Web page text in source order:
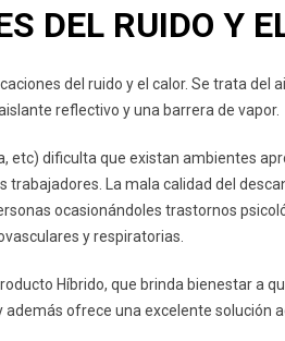
DEL RUIDO Y
del ruido y el calor. Se trata del
reflectivo y una barrera de vapor.
etc) dificulta que existan ambientes
La mala calidad del
ocasionándoles trastornos
y respiratorias.
Híbrido, que brinda bienestar a
ofrece una excelente solución